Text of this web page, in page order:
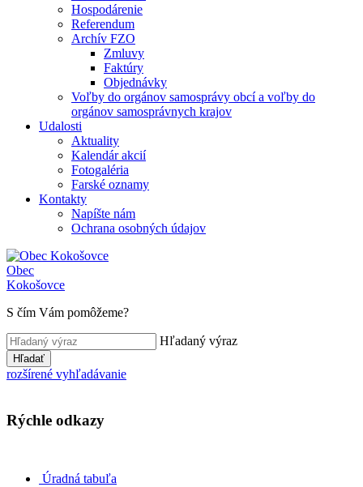
Hospodárenie
Referendum
Archív FZO
Zmluvy
Faktúry
Objednávky
Voľby do orgánov samosprávy obcí a voľby do
orgánov samosprávnych krajov
Udalosti
Aktuality
Kalendár akcií
Fotogaléria
Farské oznamy
Kontakty
Napíšte nám
Ochrana osobných údajov
Obec
Kokošovce
S čím Vám pomôžeme?
Hľadaný výraz
Hľadať
rozšírené vyhľadávanie
Rýchle odkazy
Úradná tabuľa